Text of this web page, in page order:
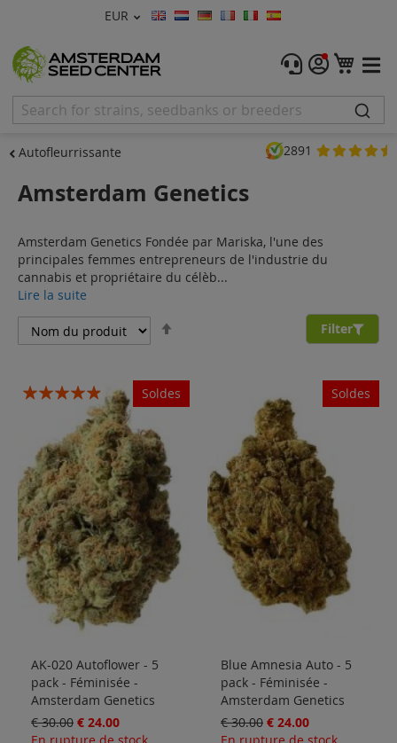
Devise
EUR Langue
Graines De Cannabis
Féminisée
CBD Shop
Vapor Shop
Accessoires
Blog
Mon
Autofleurrissante 2891
Amsterdam Genetics
Amsterdam Genetics Fondée par Mariska, l'une des
principales femmes entrepreneurs de l'industrie du
cannabis et propriétaire du célèb...
Lire la suite
Filter
Soldes
AK-020 Autoflower - 5
pack - Féminisée -
Amsterdam Genetics
Évaluation:
€ 30.00 € 24.00
Soldes
Blue Amnesia Auto - 5
pack - Féminisée -
Amsterdam Genetics
€ 30.00 € 24.00